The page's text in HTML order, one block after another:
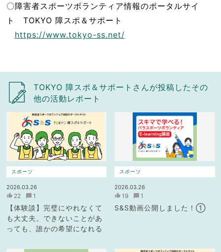
〇障害者スポーツボランティア情報のポータルサイ
ト TOKYO 障スポ＆サポート
https://www.tokyo-ss.net/
TOKYO 障スポ＆サポートさんが投稿したその
他の活動レポート
スポーツ
2026.03.26
22 1
【体験談】完璧にやれなくて
も大丈夫。できないことがあ
っても、誰かの希望になれる
スポーツ
2026.03.26
19 1
S&S動画公開しました！①